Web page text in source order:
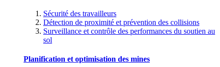
Sécurité des travailleurs
Détection de proximité et prévention des collisions
Surveillance et contrôle des performances du soutien au
sol
Planification et optimisation des mines